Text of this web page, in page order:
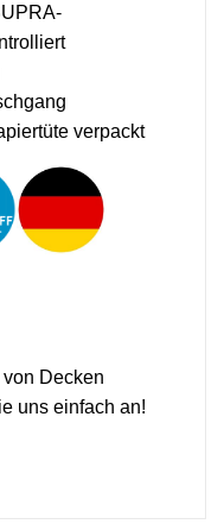
verpackt
Decken
uns einfach an!